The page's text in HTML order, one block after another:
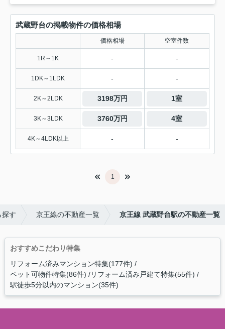
武蔵野台の掲載物件の価格相場
価格相場 空室件数
1R～1K - -
1DK～1LDK - -
2K～2LDK 3198万円 1室
3K～3LDK 3760万円 4室
4K～4LDK以上 - -
1
探す 京王線の不動産一覧 京王線 武蔵野台駅の不動産一覧
おすすめこだわり特集
リフォーム済みマンション特集(177件)
ペット可物件特集(86件) リフォーム済み戸建て特集(55件)
駅徒歩5分以内のマンション(35件)